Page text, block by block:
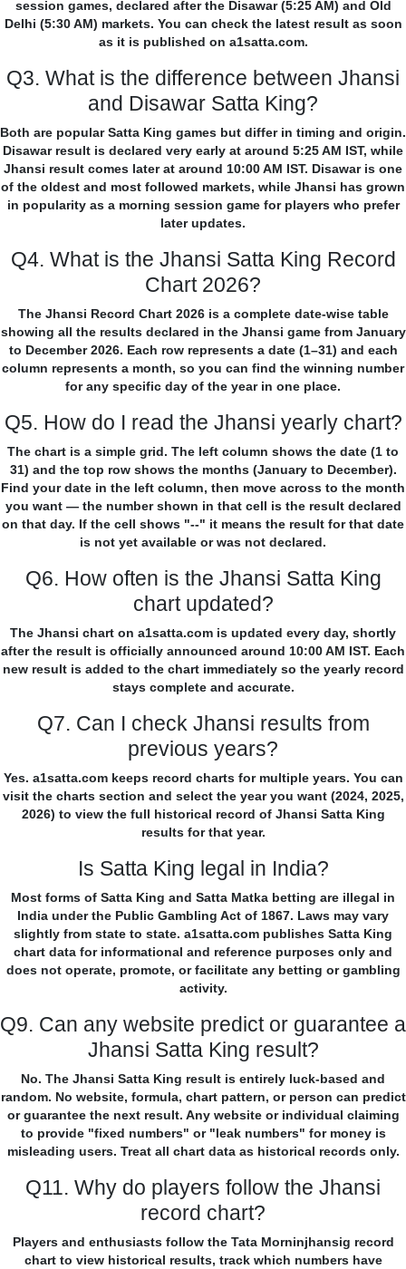
session games, declared after the Disawar (5:25 AM) and Old
Delhi (5:30 AM) markets. You can check the latest result as soon
as it is published on a1satta.com.
Q3. What is the difference between Jhansi
and Disawar Satta King?
Both are popular Satta King games but differ in timing and origin.
Disawar result is declared very early at around 5:25 AM IST, while
Jhansi result comes later at around 10:00 AM IST. Disawar is one
of the oldest and most followed markets, while Jhansi has grown
in popularity as a morning session game for players who prefer
later updates.
Q4. What is the Jhansi Satta King Record
Chart 2026?
The Jhansi Record Chart 2026 is a complete date-wise table
showing all the results declared in the Jhansi game from January
to December 2026. Each row represents a date (1–31) and each
column represents a month, so you can find the winning number
for any specific day of the year in one place.
Q5. How do I read the Jhansi yearly chart?
The chart is a simple grid. The left column shows the date (1 to
31) and the top row shows the months (January to December).
Find your date in the left column, then move across to the month
you want — the number shown in that cell is the result declared
on that day. If the cell shows "--" it means the result for that date
is not yet available or was not declared.
Q6. How often is the Jhansi Satta King
chart updated?
The Jhansi chart on a1satta.com is updated every day, shortly
after the result is officially announced around 10:00 AM IST. Each
new result is added to the chart immediately so the yearly record
stays complete and accurate.
Q7. Can I check Jhansi results from
previous years?
Yes. a1satta.com keeps record charts for multiple years. You can
visit the charts section and select the year you want (2024, 2025,
2026) to view the full historical record of Jhansi Satta King
results for that year.
Is Satta King legal in India?
Most forms of Satta King and Satta Matka betting are illegal in
India under the Public Gambling Act of 1867. Laws may vary
slightly from state to state. a1satta.com publishes Satta King
chart data for informational and reference purposes only and
does not operate, promote, or facilitate any betting or gambling
activity.
Q9. Can any website predict or guarantee a
Jhansi Satta King result?
No. The Jhansi Satta King result is entirely luck-based and
random. No website, formula, chart pattern, or person can predict
or guarantee the next result. Any website or individual claiming
to provide "fixed numbers" or "leak numbers" for money is
misleading users. Treat all chart data as historical records only.
Q11. Why do players follow the Jhansi
record chart?
Players and enthusiasts follow the Tata Morninjhansig record
chart to view historical results, track which numbers have